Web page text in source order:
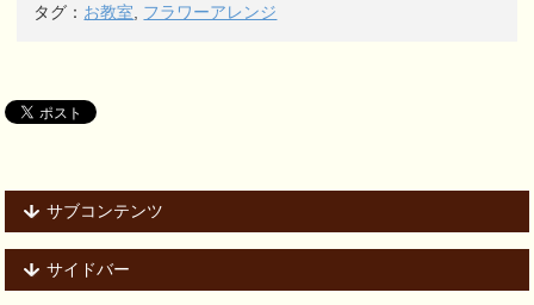
タグ： お教室 フラワーアレンジ
サブコンテンツ
サイドバー